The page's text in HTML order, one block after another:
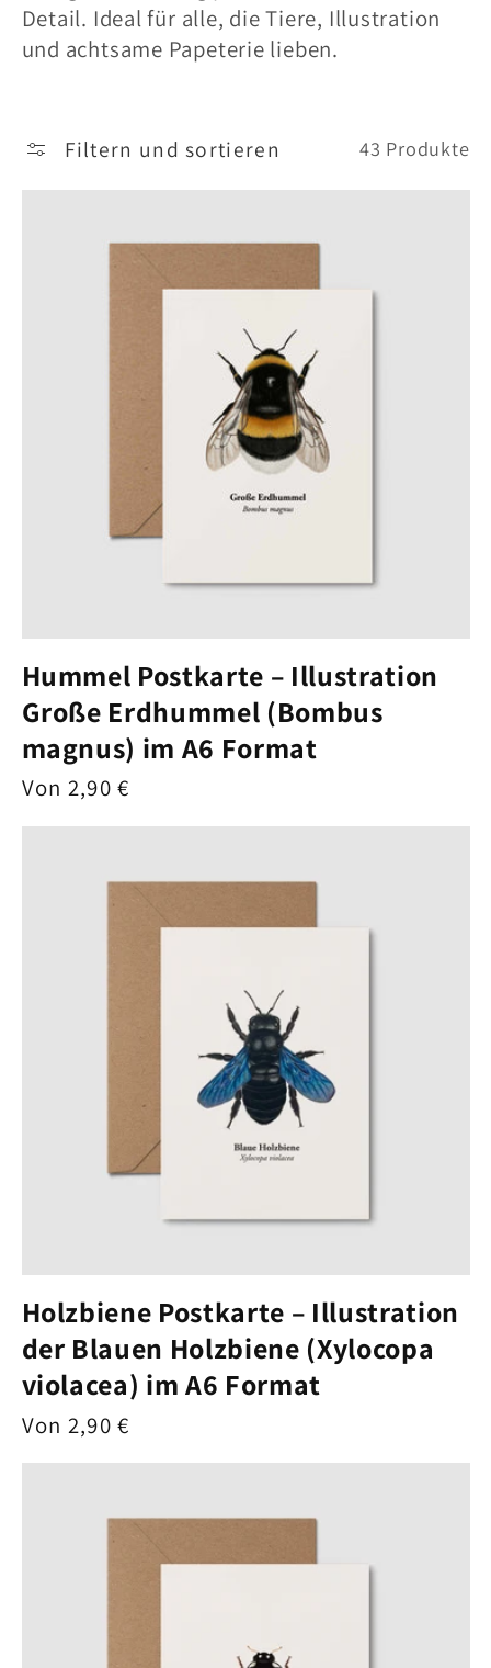
Detail. Ideal für alle, die Tiere, Illustration
und achtsame Papeterie lieben.
Filtern und sortieren 43 Produkte
Hummel Postkarte – Illustration
Große Erdhummel (Bombus
magnus) im A6 Format
Normaler
Von 2,90 €
Holzbiene Postkarte – Illustration
der Blauen Holzbiene (Xylocopa
violacea) im A6 Format
Normaler
Preis
Von 2,90 €